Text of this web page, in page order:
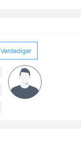
Verdediger